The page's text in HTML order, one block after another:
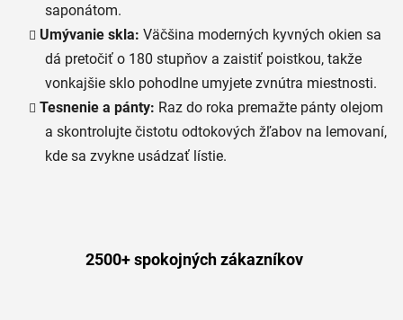
saponátom.
Umývanie skla: Väčšina moderných kyvných okien sa
dá pretočiť o 180 stupňov a zaistiť poistkou, takže
vonkajšie sklo pohodlne umyjete zvnútra miestnosti.
Tesnenie a pánty: Raz do roka premažte pánty olejom
a skontrolujte čistotu odtokových žľabov na lemovaní,
kde sa zvykne usádzať lístie.
2500+ spokojných zákazníkov